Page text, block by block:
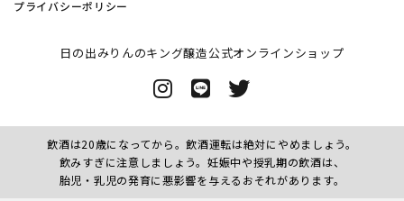
プライバシーポリシー
日の出みりんのキング醸造公式オンラインショップ
飲酒は20歳になってから。飲酒運転は絶対にやめましょう。
飲みすぎに注意しましょう。妊娠中や授乳期の飲酒は、
胎児・乳児の発育に悪影響を与えるおそれがあります。